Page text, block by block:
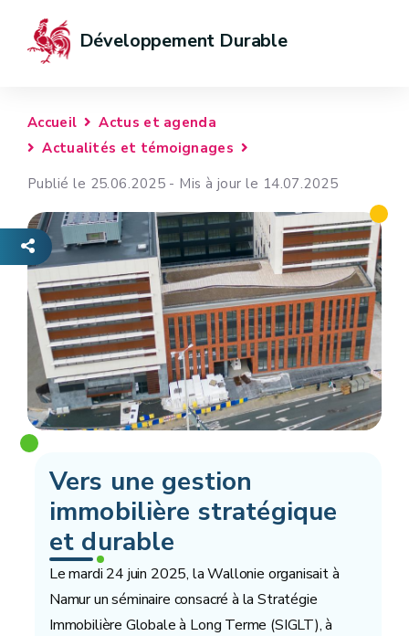
Développement Durable
Accueil
Actus et agenda
Actualités et témoignages
Publié le 25.06.2025 - Mis à jour le 14.07.2025
Vers une gestion
immobilière stratégique
et durable
Le mardi 24 juin 2025, la Wallonie organisait à
Namur un séminaire consacré à la Stratégie
Immobilière Globale à Long Terme (SIGLT), à